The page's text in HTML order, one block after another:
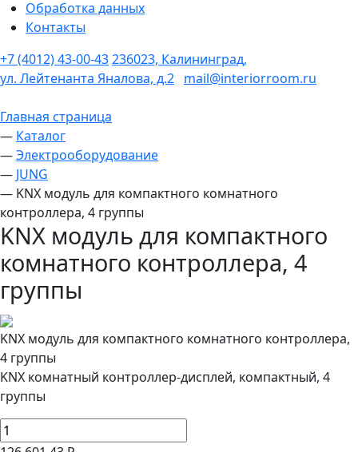
Обработка данных
Контакты
+7 (4012) 43-00-43236023, Калининград,
ул. Лейтенанта Яналова, д.2 mail@interiorroom.ru
Главная страница
— Каталог
—Электрооборудование
— JUNG
— KNX модуль для компактного комнатного
контроллера, 4 группы
KNX модуль для компактного
комнатного контроллера, 4
группы
KNX модуль для компактного комнатного контроллера,
4 группы
KNX комнатный контроллер-дисплей, компактный, 4
группы